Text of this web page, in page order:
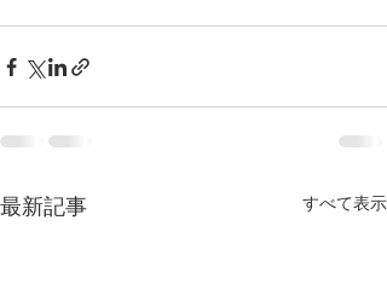
最新記事 すべて表示